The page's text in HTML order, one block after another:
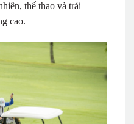
thể thao và trải
cao.